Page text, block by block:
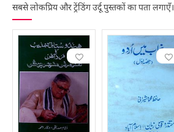
सबसे लोकप्रिय और ट्रेंडिंग उर्दू पुस्तकों का पता लगाएँ।